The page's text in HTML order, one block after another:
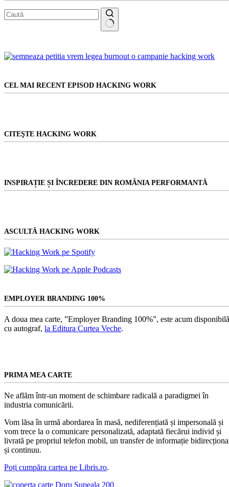
șase
CEL MAI RECENT EPISOD HACKING WORK
CITEŞTE HACKING WORK
INSPIRAȚIE ȘI ÎNCREDERE DIN ROMÂNIA PERFORMANTĂ
ASCULTĂ HACKING WORK
EMPLOYER BRANDING 100%
A doua mea carte, ”Employer Branding 100%”, este acum
cu autograf, la Editura Curtea Veche.
PRIMA MEA CARTE
Ne aflăm într-un moment de schimbare radicală a paradigmei în
industria comunicării.
Vom lăsa în urmă abordarea în masă, nediferențiată și impersonală și
vom trece la o comunicare personalizată, adaptată fiecărui individ și
livrată pe propriul telefon mobil, un transfer de informație
și continuu.
Poți cumpăra cartea pe Libris.ro.